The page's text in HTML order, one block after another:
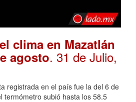
clima en Mazatlán
agosto. 31 de Julio,
registrada en el país fue la del 6 de
termómetro subió hasta los 58.5